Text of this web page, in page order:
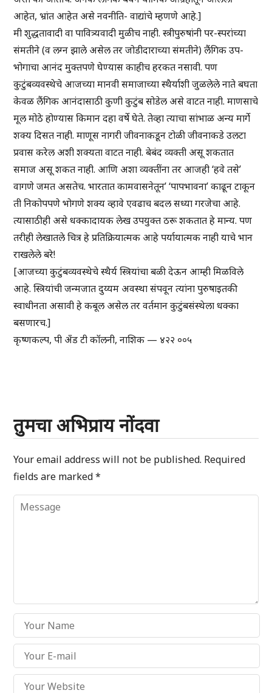
आहेत, भ्रांत आहेत असे नवनीति- वाद्यांचे म्हणणे आहे.]
मी शुद्धतावादी वा पावित्र्यवादी मुळीच नाही. स्त्रीपुरुषांनी पर-स्परांच्या
संमतीने (व लग्न झाले असेल तर जोडीदाराच्या संमतीने) लैंगिक उप-
भोगाचा आनंद मुक्तपणे घेण्यास काहीच हरकत नसावी. पण
कुटुंबव्यवस्थेचे आजच्या मानवी समाजाच्या स्थैर्याशी जुळलेले नाते बघता
केवळ लैंगिक आनंदासाठी कुणी कुटुंब सोडेल असे वाटत नाही. माणसाचे
मूल मोठे होण्यास किमान दहा वर्षे घेते. तेव्हा त्याचा सांभाळ अन्य मार्गे
शक्य दिसत नाही. माणूस नागरी जीवनाकडून टोळी जीवनाकडे उलटा
प्रवास करेल अशी शक्यता वाटत नाही. बेबंद व्यक्ती असू शकतात
समाज असू शकत नाही. आणि अशा व्यक्तींना तर आजही ‘हवे तसे’
वागणे जमत असतेच. भारतात कामवासनेतून’ ‘पापभावना’ काढून टाकून
ती निकोपपणे भोगणे शक्य व्हावे एवढाच बदल सध्या गरजेचा आहे.
त्यासाठीही असे धक्कादायक लेख उपयुक्त ठरू शकतात हे मान्य. पण
तरीही लेखातले चित्र हे प्रतिक्रियात्मक आहे पर्यायात्मक नाही याचे भान
राखलेले बरे!
[आजच्या कुटुंबव्यवस्थेचे स्थैर्य स्त्रियांचा बळी देऊन आम्ही मिळविले
आहे. स्त्रियांची जन्मजात दुय्यम अवस्था संपवून त्यांना पुरुषाइतकी
स्वाधीनता असावी हे कबूल असेल तर वर्तमान कुटुंबसंस्थेला धक्का
बसणारच.]
कृष्णकल्प, पी अँड टी कॉलनी, नाशिक — ४२२ ००५
तुमचा अभिप्राय नोंदवा
Your email address will not be published. Required
fields are marked*